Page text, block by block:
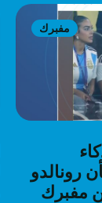
مفبرك
رونالدو
مفبرك